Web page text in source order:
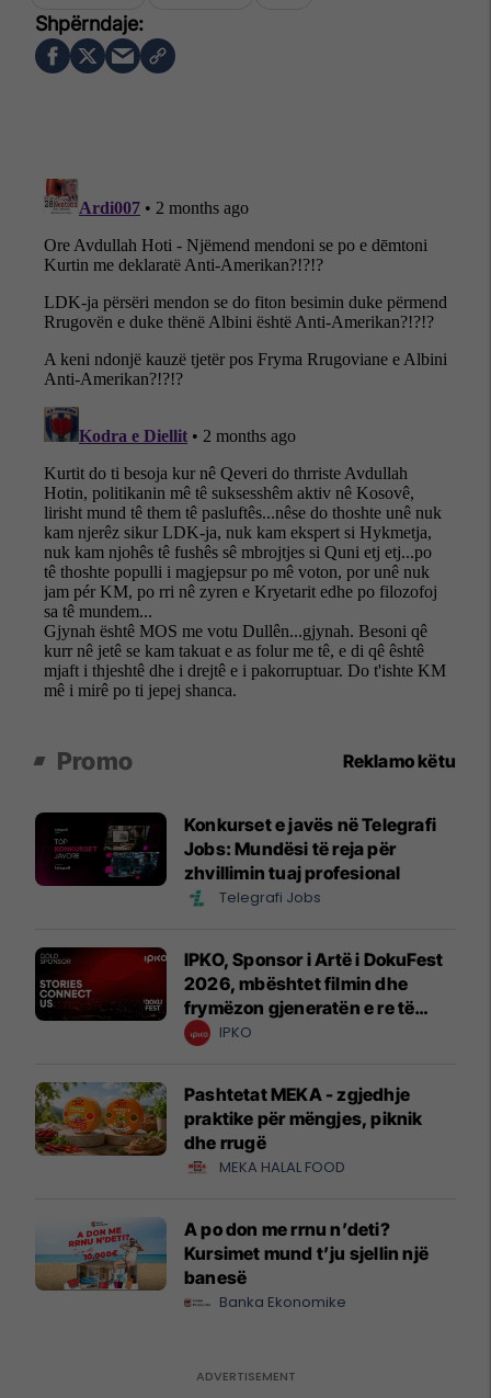
Promo Reklamo këtu
Konkurset e javës në Telegrafi
Jobs: Mundësi të reja për
zhvillimin tuaj profesional
Telegrafi Jobs
IPKO, Sponsor i Artë i DokuFest
2026, mbështet filmin dhe
frymëzon gjeneratën e re të
krijuesve
IPKO
Pashtetat MEKA - zgjedhje
praktike për mëngjes, piknik
dhe rrugë
MEKA HALAL FOOD
A po don me rrnu n’deti?
Kursimet mund t’ju sjellin një
banesë
Banka Ekonomike